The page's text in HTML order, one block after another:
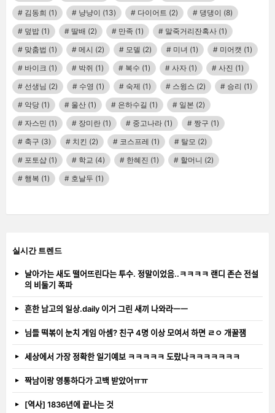
김동희 (1) 냥냥이 (13) 다이어트 (2) 댕댕이 (8)
덮밥 (1) 딸배 (2) 만족 (1) 말죽거리잔혹사 (1)
맞춤법 (1) 메시 (2) 모델 (2) 미녀 (1) 미어캣 (1)
바이크 (1) 박쥐 (1) 복수 (1) 사자 (1) 사진 (1)
선생님 (2) 수영 (1) 숙제 (1) 스윙스 (2) 승리 (1)
악당 (1) 울산 (1) 은하수길 (1) 일본 (2)
자스민 (1) 장미란 (1) 중고나라 (1) 짱구 (1)
축구 (3) 치킨 (2) 코스프레 (1) 탈모 (2)
포토샵 (1) 학교 (4) 한혜진 (1) 할머니 (2)
행복 (1) 호날두 (1)
실시간 트렌드
날아가는 새도 떨어뜨린다는 투수. 정말이었음..ㅋㅋㅋㅋ 랜디 존슨 전설
의 비둘기 폭파
흔한 남고의 일상.daily 이거 그린 새끼 나와라ㅡㅡ
님들 떡볶이 눈치 게임 아셈? 친구 4명 이상 모여서 하면 ㄹㅇ 개꿀잼
세상에서 가장 정확한 일기예보 ㅋㅋㅋㅋㅋ 도랐나ㅋㅋㅋㅋㅋㅋㅋ
짝남이랑 영통하다가 고백 받았어ㅠㅠ
[역사] 1836년에 끝나는 것